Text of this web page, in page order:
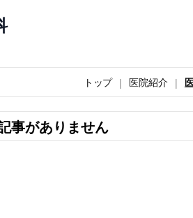
トップ 医院紹介
事がありません